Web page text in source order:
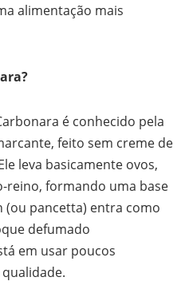
alimentação mais
é conhecido pela
feito sem creme de
leva basicamente ovos,
reino, formando uma base
(ou pancetta) entra como
defumado
em usar poucos